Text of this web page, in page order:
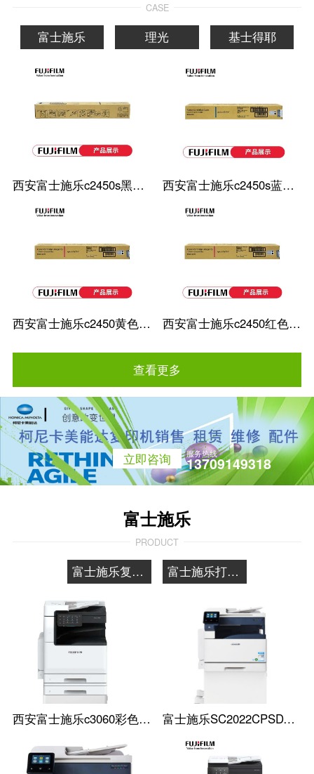
CASE
富士施乐 理光 基士得耶
西安富士施乐c2450s黑色粉盒 西安富士施乐c2450s蓝色粉盒
西安富士施乐c2450黄色粉盒 西安富士施乐c2450红色粉盒
查看更多
立即咨询 服务热线
13709149318
富士施乐
PRODUCT
富士施乐复印机 富士施乐打印机
西安富士施乐c3060彩色复印机 富士施乐SC2022CPSDA A3彩色复印机